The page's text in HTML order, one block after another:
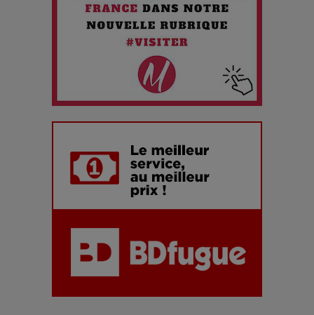
Maïra Kerey, la “voix d’or du Kazakhstan”, célèbre ses 30
ans de carrière à la Salle Gaveau
Les dessous de la fast fashion : un désastre écologique en
7 Techniques Secrètes des Photographes de Stars
Adieu Jean-Pat : rire au bord du précipice
Pharaonic Festival 2025 : 10 ans d’électro sous les
montagnes, une fête à ne pas manquer